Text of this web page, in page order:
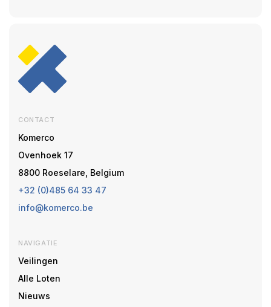
CONTACT
Komerco
Ovenhoek 17
8800 Roeselare, Belgium
+32 (0)485 64 33 47
info@komerco.be
NAVIGATIE
Veilingen
Alle Loten
Nieuws